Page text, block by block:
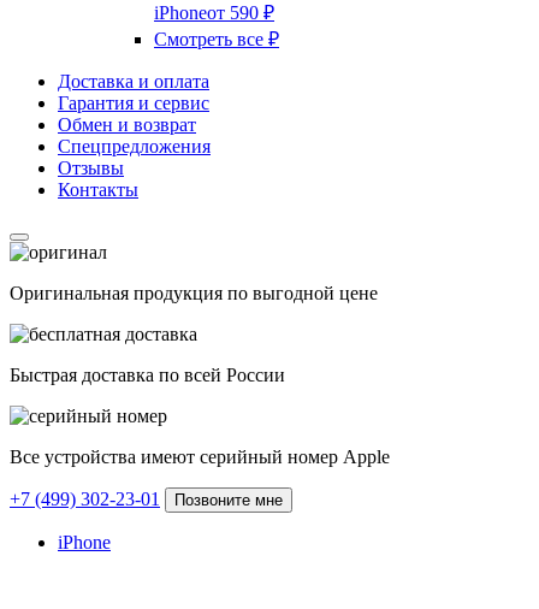
iPhoneот 590 ₽
Смотреть все ₽
Доставка и оплата
Гарантия и сервис
Обмен и возврат
Спецпредложения
Отзывы
Контакты
Оригинальная продукция по выгодной цене
Быстрая доставка по всей России
Все устройства имеют серийный номер Apple
+7 (499) 302-23-01 Позвоните мне
iPhone